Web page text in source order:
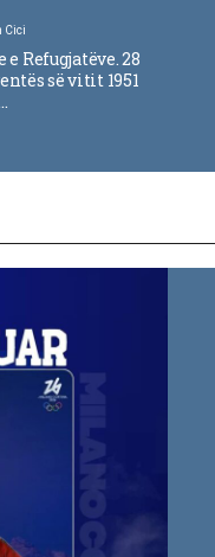
Cici
e Refugjatëve. 28
së vitit 1951